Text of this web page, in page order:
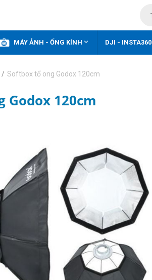
MÁY ẢNH - ỐNG KÍNH  DJI - INSTA360
/ Softbox tổ ong Godox 120cm
Godox 120cm